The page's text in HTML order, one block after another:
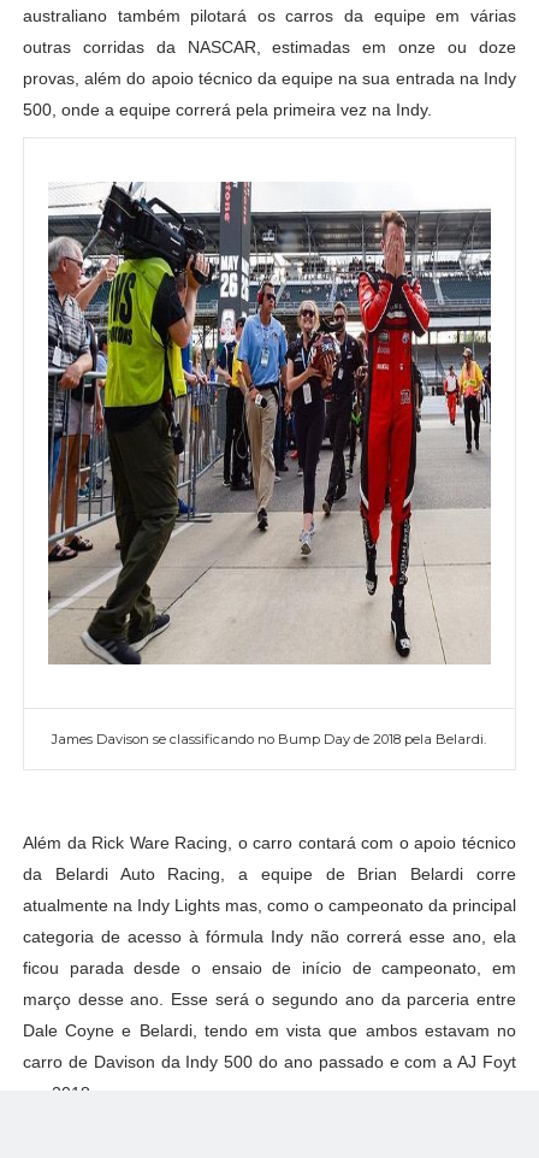
australiano também pilotará os carros da equipe em várias
outras corridas da NASCAR, estimadas em onze ou doze
provas, além do apoio técnico da equipe na sua entrada na Indy
500, onde a equipe correrá pela primeira vez na Indy.
James Davison se classificando no Bump Day de 2018 pela Belardi.
Além da Rick Ware Racing, o carro contará com o apoio técnico
da Belardi Auto Racing, a equipe de Brian Belardi corre
atualmente na Indy Lights mas, como o campeonato da principal
categoria de acesso à fórmula Indy não correrá esse ano, ela
ficou parada desde o ensaio de início de campeonato, em
março desse ano. Esse será o segundo ano da parceria entre
Dale Coyne e Belardi, tendo em vista que ambos estavam no
carro de Davison da Indy 500 do ano passado e com a AJ Foyt
em 2018.